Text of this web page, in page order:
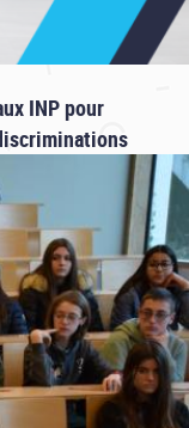
INP pour